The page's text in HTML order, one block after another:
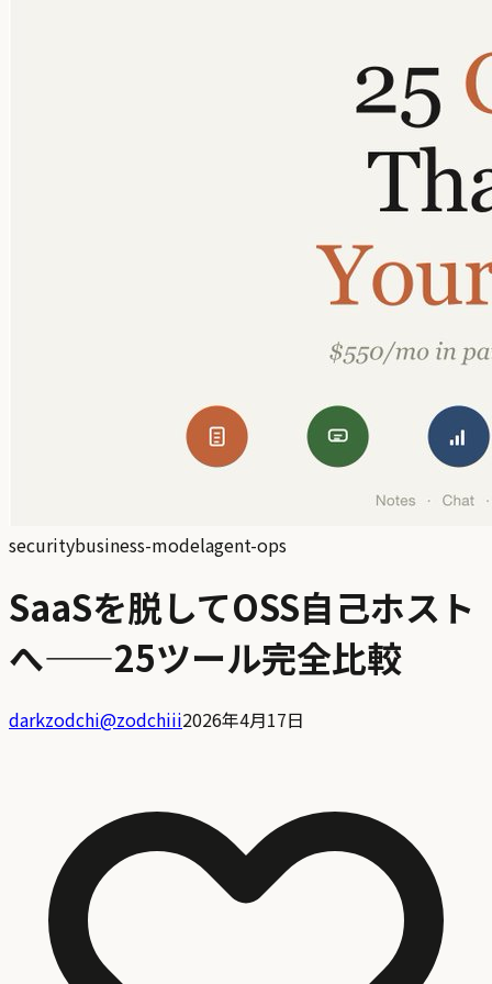
securitybusiness-modelagent-ops
SaaSを脱してOSS自己ホスト
へ——25ツール完全比較
darkzodchi@zodchiii2026年4月17日